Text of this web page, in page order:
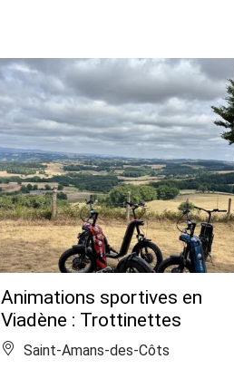
Animations sportives en
Viadène : Trottinettes
Saint-Amans-des-Côts